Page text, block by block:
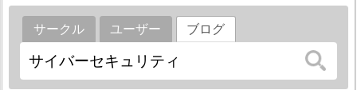
サークル ユーザー ブログ